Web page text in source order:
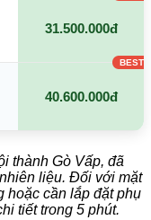
31.500.000đ
40.600.000đ
thành Gò Vấp, đã
liệu. Đối với mặt
hoặc cần lắp đặt phụ
tiết trong 5 phút.